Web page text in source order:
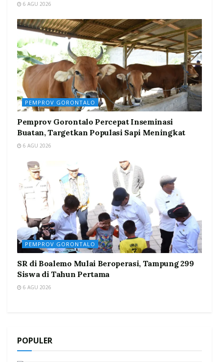
6 AGU 2026
PEMPROV GORONTALO
Pemprov Gorontalo Percepat Inseminasi
Buatan, Targetkan Populasi Sapi Meningkat
6 AGU 2026
PEMPROV GORONTALO
SR di Boalemo Mulai Beroperasi, Tampung 299
Siswa di Tahun Pertama
6 AGU 2026
POPULER